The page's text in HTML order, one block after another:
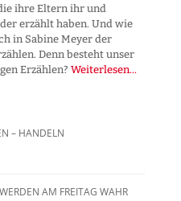
ihre Eltern ihr und
erzählt haben. Und wie
in Sabine Meyer der
Denn besteht unser
Erzählen? Weiterlesen...
– HANDELN
AM FREITAG WAHR